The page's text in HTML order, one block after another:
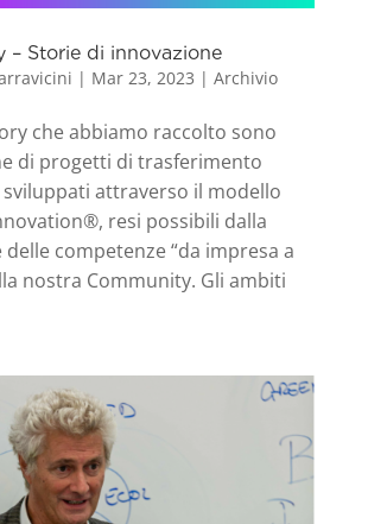
– Storie di innovazione
| Mar 23, 2023 | Archivio
che abbiamo raccolto sono
di progetti di trasferimento
attraverso il modello
resi possibili dalla
competenze “da impresa a
nostra Community. Gli ambiti